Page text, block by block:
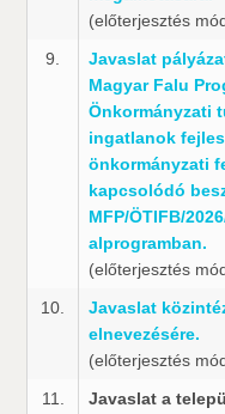
(előterjesztés
9.
Javaslat
Magyar Falu
Önkormányzati
ingatlanok
önkormányzati
kapcsolódó
MFP/ÖTIFB/
alprogramban.
(előterjesztés
10.
Javaslat
elnevezésére.
(előterjesztés
11.
Javaslat a